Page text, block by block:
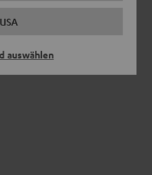
USA
auswählen